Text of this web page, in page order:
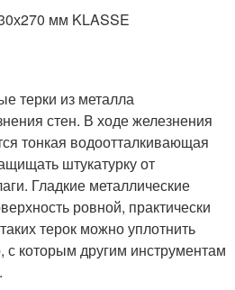
мм KLASSE
терки из металла
стен. В ходе железнения
тонкая водоотталкивающая
штукатурку от
Гладкие металлические
ровной, практически
терок можно уплотнить
которым другим инструментам